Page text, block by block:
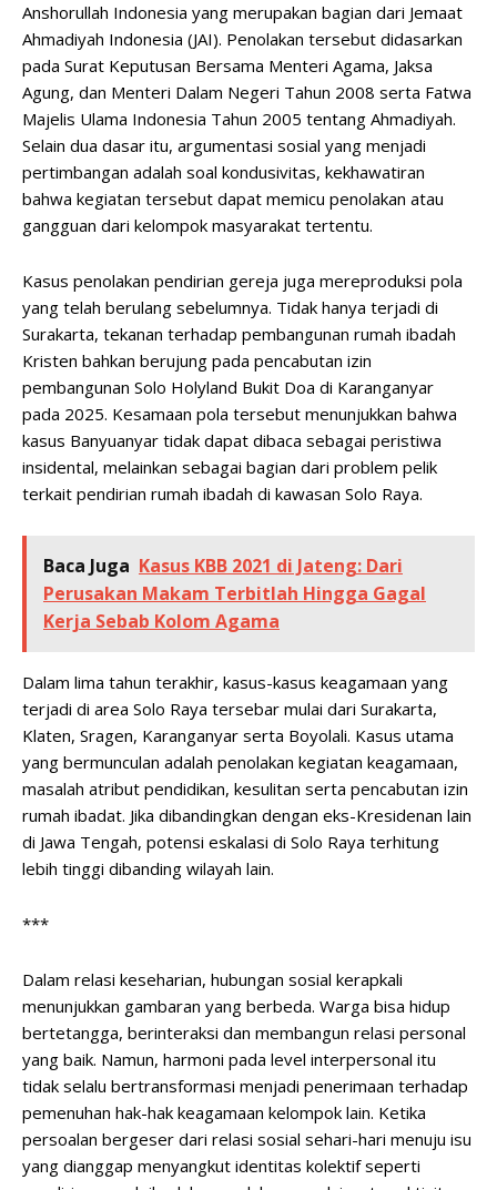
Anshorullah Indonesia yang merupakan bagian dari Jemaat
Ahmadiyah Indonesia (JAI). Penolakan tersebut didasarkan
pada Surat Keputusan Bersama Menteri Agama, Jaksa
Agung, dan Menteri Dalam Negeri Tahun 2008 serta Fatwa
Majelis Ulama Indonesia Tahun 2005 tentang Ahmadiyah.
Selain dua dasar itu, argumentasi sosial yang menjadi
pertimbangan adalah soal kondusivitas, kekhawatiran
bahwa kegiatan tersebut dapat memicu penolakan atau
gangguan dari kelompok masyarakat tertentu.
Kasus penolakan pendirian gereja juga mereproduksi pola
yang telah berulang sebelumnya. Tidak hanya terjadi di
Surakarta, tekanan terhadap pembangunan rumah ibadah
Kristen bahkan berujung pada pencabutan izin
pembangunan Solo Holyland Bukit Doa di Karanganyar
pada 2025. Kesamaan pola tersebut menunjukkan bahwa
kasus Banyuanyar tidak dapat dibaca sebagai peristiwa
insidental, melainkan sebagai bagian dari problem pelik
terkait pendirian rumah ibadah di kawasan Solo Raya.
Baca Juga Kasus KBB 2021 di Jateng: Dari
Perusakan Makam Terbitlah Hingga Gagal
Kerja Sebab Kolom Agama
Dalam lima tahun terakhir, kasus-kasus keagamaan yang
terjadi di area Solo Raya tersebar mulai dari Surakarta,
Klaten, Sragen, Karanganyar serta Boyolali. Kasus utama
yang bermunculan adalah penolakan kegiatan keagamaan,
masalah atribut pendidikan, kesulitan serta pencabutan izin
rumah ibadat. Jika dibandingkan dengan eks-Kresidenan lain
di Jawa Tengah, potensi eskalasi di Solo Raya terhitung
lebih tinggi dibanding wilayah lain.
***
Dalam relasi keseharian, hubungan sosial kerapkali
menunjukkan gambaran yang berbeda. Warga bisa hidup
bertetangga, berinteraksi dan membangun relasi personal
yang baik. Namun, harmoni pada level interpersonal itu
tidak selalu bertransformasi menjadi penerimaan terhadap
pemenuhan hak-hak keagamaan kelompok lain. Ketika
persoalan bergeser dari relasi sosial sehari-hari menuju isu
yang dianggap menyangkut identitas kolektif seperti